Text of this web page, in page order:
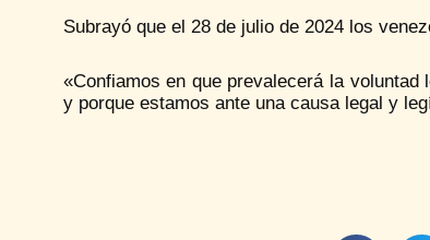
Subrayó que el 28 de julio de 2024 los
«Confiamos en que prevalecerá la
y porque estamos ante una causa legal y